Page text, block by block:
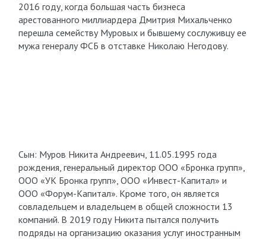
2016 году, когда большая часть бизнеса
арестованного миллиардера Дмитрия Михальченко
перешла семейству Муровых и бывшему сослуживцу ее
мужа генералу ФСБ в отставке Николаю Негодову.
Сын: Муров Никита Андреевич, 11.05.1995 года
рождения, генеральный директор ООО «Бронка групп»,
ООО «УК Бронка групп», ООО «Инвест-Капитал» и
ООО «Форум-Капитал». Кроме того, он является
совладельцем и владельцем в общей сложности 13
компаний. В 2019 году Никита пытался получить
подряды на организацию оказания услуг иностранным